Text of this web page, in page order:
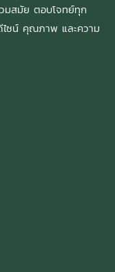
มสมัย ตอบโจทย์ทุก
ไซน์ คุณภาพ และความ